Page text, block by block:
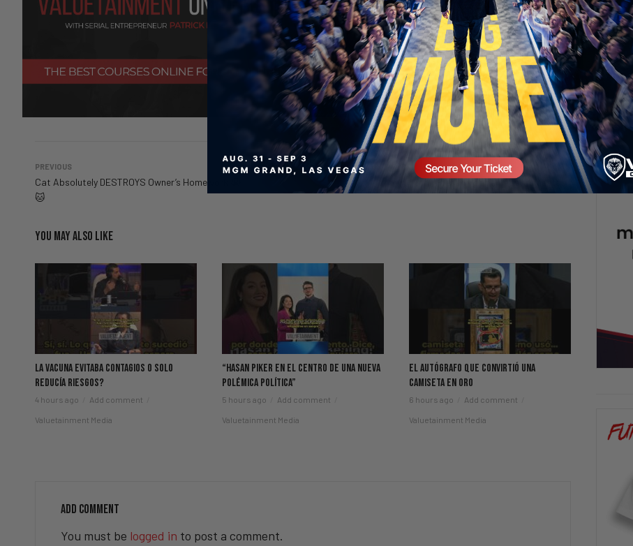
PREVIOUS
Cat Absolutely DESTROYS Owner’s Homework 😭
🐱
Quién debería pagar más impuestos?
YOU MAY ALSO LIKE
La Vacuna Evitaba Contagios O Solo
Reducía Riesgos?
4 hours ago Add comment
Valuetainment Media
“Hasan Piker en el centro de una nueva
polémica política”
5 hours ago Add comment
Valuetainment Media
El Autógrafo Que Convirtió Una
Camiseta En Oro
6 hours ago Add comment
Valuetainment Media
ADD COMMENT
You must be logged in to post a comment.
SECURE YOUR SEAT